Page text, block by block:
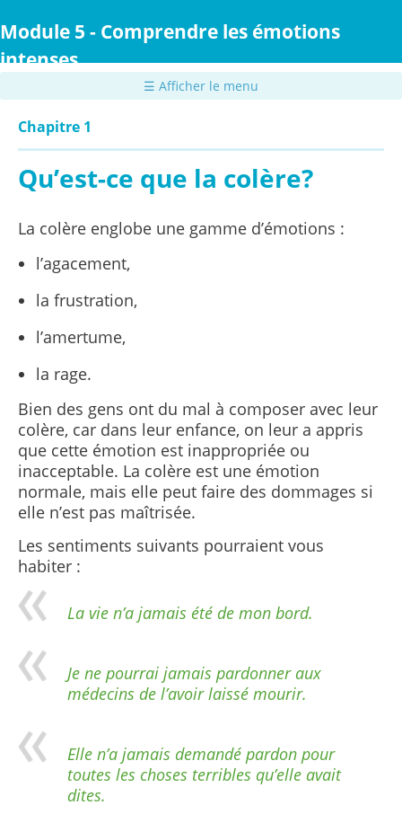
au
principal
Module 5 - Comprendre les émotions
intenses
☰ Afficher le menu
Chapitre 1
Qu’est-ce que la colère?
La colère englobe une gamme d’émotions :
l’agacement,
la frustration,
l’amertume,
la rage.
Bien des gens ont du mal à composer avec leur
colère, car dans leur enfance, on leur a appris
que cette émotion est inappropriée ou
inacceptable. La colère est une émotion
normale, mais elle peut faire des dommages si
elle n’est pas maîtrisée.
Les sentiments suivants pourraient vous
habiter :
La vie n’a jamais été de mon bord.
Je ne pourrai jamais pardonner aux
médecins de l’avoir laissé mourir.
Elle n’a jamais demandé pardon pour
toutes les choses terribles qu’elle avait
dites.